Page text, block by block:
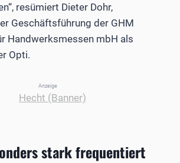
resümiert Dieter Dohr,
Geschäftsführung der GHM
Handwerksmessen mbH als
Opti.
Anzeige
stark frequentiert